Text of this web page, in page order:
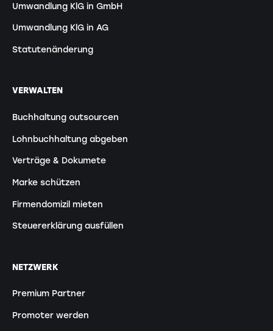
Umwandlung KlG in GmbH
Umwandlung KlG in AG
Statutenänderung
VERWALTEN
Buchhaltung outsourcen
Lohnbuchhaltung abgeben
Verträge & Dokumete
Marke schützen
Firmendomizil mieten
Steuererklärung ausfüllen
NETZWERK
Premium Partner
Promoter werden